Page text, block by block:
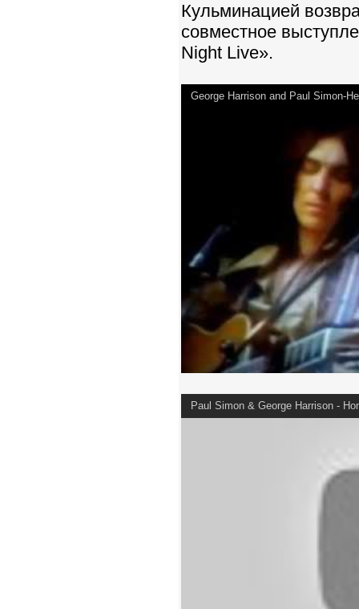
Кульминацией
совместное
Night Live».
George Harrison and Paul Simon-
Paul Simon & George Harrison -